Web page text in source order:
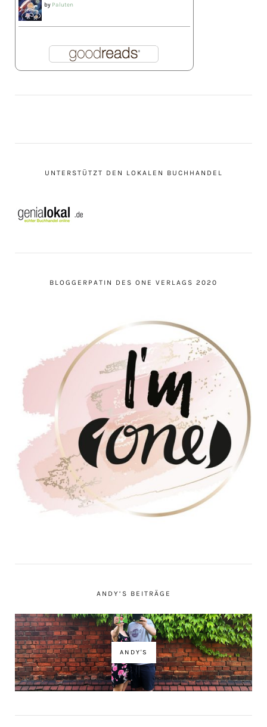
by Paluten
UNTERSTÜTZT DEN LOKALEN BUCHHANDEL
BLOGGERPATIN DES ONE VERLAGS 2020
ANDY’S BEITRÄGE
ANDY'S